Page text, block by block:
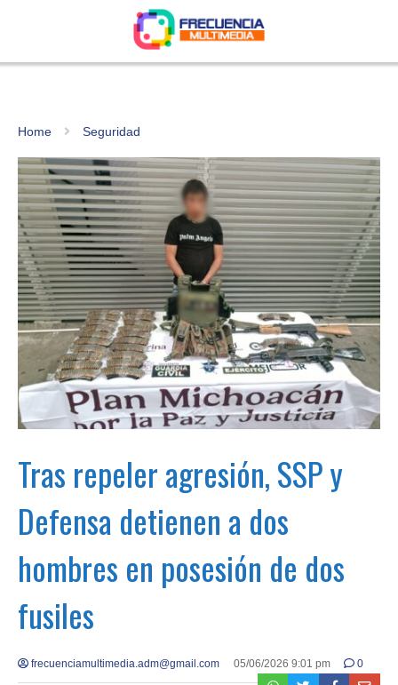
Home Seguridad
Tras repeler agresión, SSP y
Defensa detienen a dos
hombres en posesión de dos
fusiles
frecuenciamultimedia.adm@gmail.com 05/06/2026 9:01 pm 0